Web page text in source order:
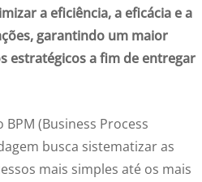
a eficiência, a eficácia e a
garantindo um maior
estratégicos a fim de entregar
(Business Process
busca sistematizar as
mais simples até os mais